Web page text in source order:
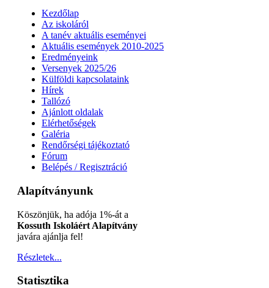
Kezdőlap
Az iskoláról
A tanév aktuális eseményei
Aktuális események 2010-2025
Eredményeink
Versenyek 2025/26
Külföldi kapcsolataink
Hírek
Tallózó
Ajánlott oldalak
Elérhetőségek
Galéria
Rendőrségi tájékoztató
Fórum
Belépés / Regisztráció
Alapítványunk
Köszönjük, ha adója 1%-át a
Kossuth Iskoláért Alapítvány
javára ajánlja fel!
Részletek...
Statisztika